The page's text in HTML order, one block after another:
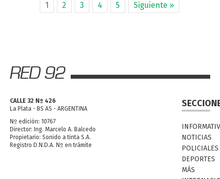
1 2 3 4 5 Siguiente »
CALLE 32 Nº 426
La Plata - BS AS - ARGENTINA
Nº edición: 10767
Director: Ing. Marcelo A. Balcedo
Propietario: Sonido a tinta S.A.
Registro D.N.D.A. Nº en trámite
NOTICIAS
POLICIALES
DEPORTES
MÁS